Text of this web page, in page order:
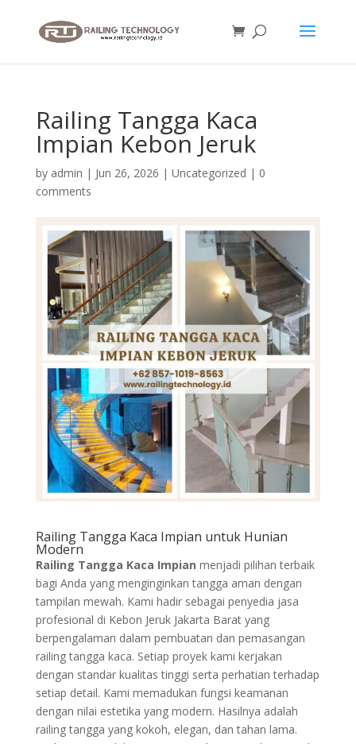
Railing Tangga Kaca
Impian Kebon Jeruk
by admin | Jun 26, 2026 | Uncategorized | 0
comments
Railing Tangga Kaca Impian untuk Hunian
Modern
Railing Tangga Kaca Impian menjadi pilihan terbaik
bagi Anda yang menginginkan tangga aman dengan
tampilan mewah. Kami hadir sebagai penyedia jasa
profesional di Kebon Jeruk Jakarta Barat yang
berpengalaman dalam pembuatan dan pemasangan
railing tangga kaca. Setiap proyek kami kerjakan
dengan standar kualitas tinggi serta perhatian terhadap
setiap detail. Kami memadukan fungsi keamanan
dengan nilai estetika yang modern. Hasilnya adalah
railing tangga yang kokoh, elegan, dan tahan lama.